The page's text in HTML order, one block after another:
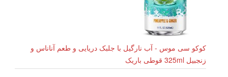
کوکو سی موس - آب نارگیل با جلبک دریایی و طعم آناناس و
زنجبیل 325ml قوطی باریک